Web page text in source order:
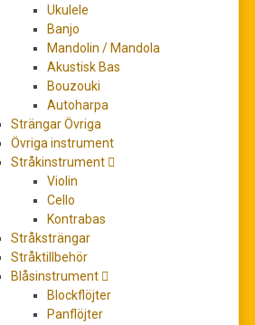
Ukulele
Banjo
Mandolin / Mandola
Akustisk Bas
Bouzouki
Autoharpa
Strängar Övriga
Övriga instrument
Stråkinstrument
Violin
Cello
Kontrabas
Stråksträngar
Stråktillbehör
Blåsinstrument
Blockflöjter
Panflöjter
Dies irae -
für
Chor und